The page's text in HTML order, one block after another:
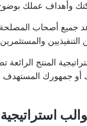
وأهداف عملك بوضوح
جميع أصحاب
التنفيذيين
المنتج
أو جمهورك
قوالب